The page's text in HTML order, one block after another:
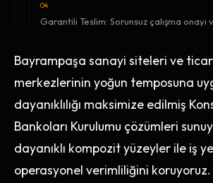
04
Garantili Teslim: Sorunsuz çalışma onayı
Bayrampaşa sanayi siteleri ve
merkezlerinin yoğun temposuna
dayanıklılığı maksimize edilmiş
Bankoları Kurulumu çözümleri
dayanıklı kompozit yüzeyler ile iş
operasyonel verimliliğini